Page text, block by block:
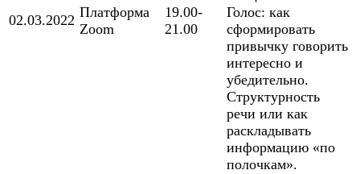
02.03.2022 Платформа
Zoom
19.00-
21.00
Голос: как
сформировать
привычку говорить
интересно и
убедительно.
Структурность
речи или как
раскладывать
информацию «по
полочкам».